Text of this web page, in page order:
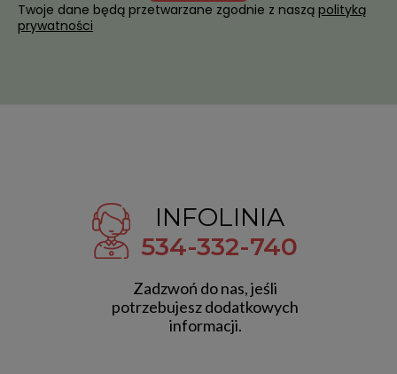
Twoje dane będą przetwarzane zgodnie z naszą polityką
prywatności
INFOLINIA
534-332-740
Zadzwoń do nas, jeśli
potrzebujesz dodatkowych
informacji.